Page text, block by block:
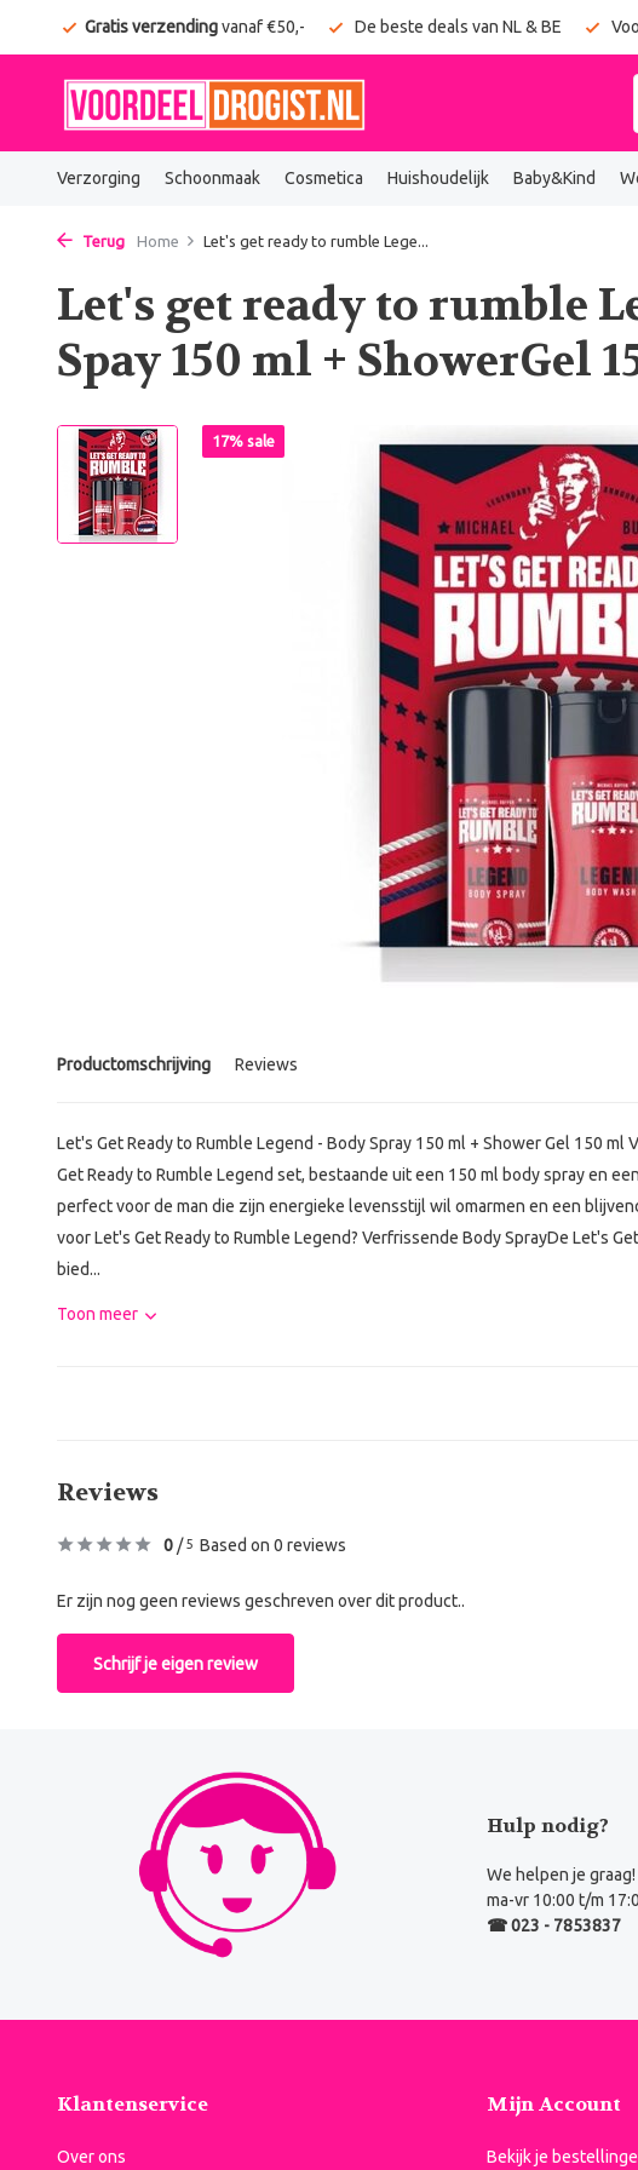
Gratis verzendingvanaf €50,- De beste deals van NL & BE
Verzorging Schoonmaak Cosmetica Huishoudelijk Baby&Kind
Terug Home Let's get ready to rumble Lege...
Let's get ready to rumble
Spay 150 ml + ShowerGel
17% sale
Productomschrijving Reviews
Let's Get Ready to Rumble Legend - Body Spray 150 ml + Shower Gel 150 ml
Get Ready to Rumble Legend set, bestaande uit een 150 ml body spray en
perfect voor de man die zijn energieke levensstijl wil omarmen en een
voor Let's Get Ready to Rumble Legend? Verfrissende Body SprayDe Let's
bied...
Toon meer
Reviews
0 /5 Based on 0 reviews
Er zijn nog geen reviews geschreven over dit product..
Schrijf je eigen review
Hulp nodig?
We helpen je graag!
ma-vr 10:00 t/m
☎ 023 - 7853837
Klantenservice
Over ons
Mijn Account
Bekijk je